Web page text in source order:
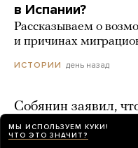
в Испании?
Рассказываем о
и причинах
ИСТОРИИ день назад
Собянин заявил,
Украина запустила
и Подмосковью
МЫ ИСПОЛЬЗУЕМ КУКИ!
ЧТО ЭТО ЗНАЧИТ?